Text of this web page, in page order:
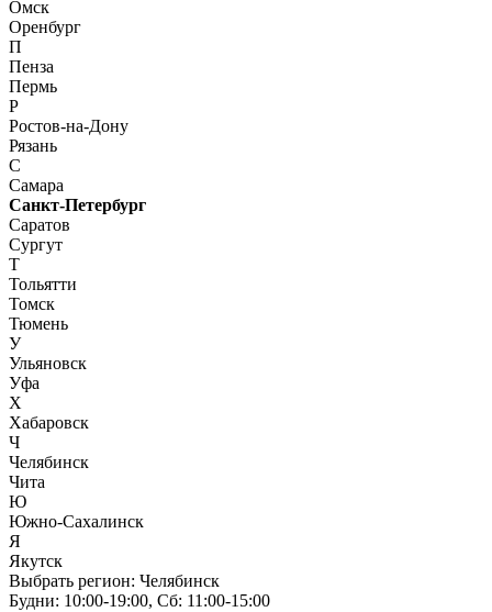
Омск
Оренбург
П
Пенза
Пермь
Р
Ростов-на-Дону
Рязань
С
Самара
Санкт-Петербург
Саратов
Сургут
Т
Тольятти
Томск
Тюмень
У
Ульяновск
Уфа
Х
Хабаровск
Ч
Челябинск
Чита
Ю
Южно-Сахалинск
Я
Якутск
Выбрать регион: Челябинск
Будни: 10:00‑19:00, Сб: 11:00‑15:00